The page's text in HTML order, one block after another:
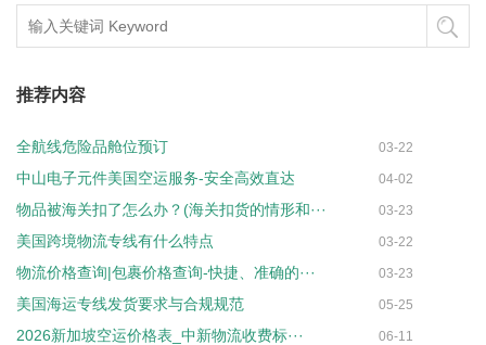
推荐内容
全航线危险品舱位预订 03-22
中山电子元件美国空运服务-安全高效直达 04-02
物品被海关扣了怎么办？(海关扣货的情形和··· 03-23
美国跨境物流专线有什么特点 03-22
物流价格查询|包裹价格查询-快捷、准确的··· 03-23
美国海运专线发货要求与合规规范 05-25
2026新加坡空运价格表_中新物流收费标··· 06-11